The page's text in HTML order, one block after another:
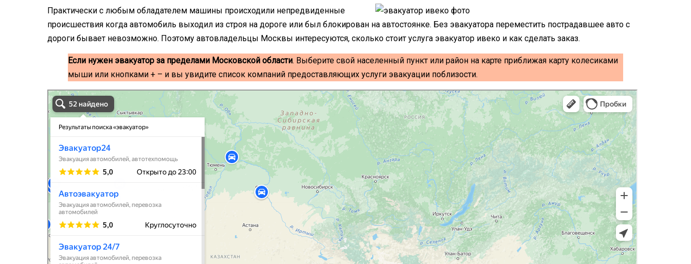
Практически с любым обладателем машины происходили непредвиденные
происшествия когда автомобиль выходил из строя на дороге или был блокирован на автостоянке. Без эвакуатора переместить пострадавшее авто с
дороги бывает невозможно. Поэтому автовладельцы Москвы интересуются, сколько стоит услуга эвакуатор ивеко и как сделать заказ.
Если нужен эвакуатор за пределами Московской области. Выберите свой населенный пункт или район на карте приближая карту колесиками
мыши или кнопками + – и вы увидите список компаний предоставляющих услуги эвакуации поблизости.
эвакуаторы на карте
Волоколамск